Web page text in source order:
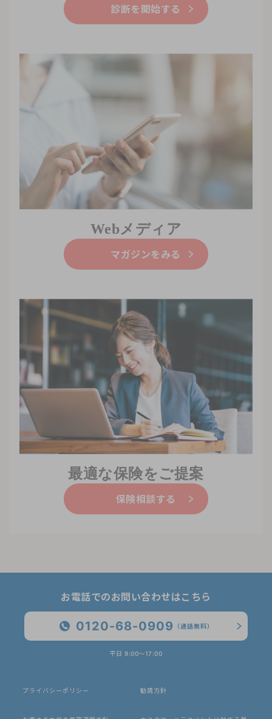
診断を開始する
Webメディア
マガジンをみる
最適な保険をご提案
保険相談する
お電話でのお問い合わせはこちら
0120-68-0909 （通話無料）
平日 9:00〜17:00
プライバシーポリシー 勧誘方針